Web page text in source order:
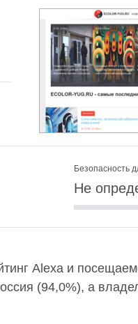
Безопасность
Не
Alexa и
(94,0%), а